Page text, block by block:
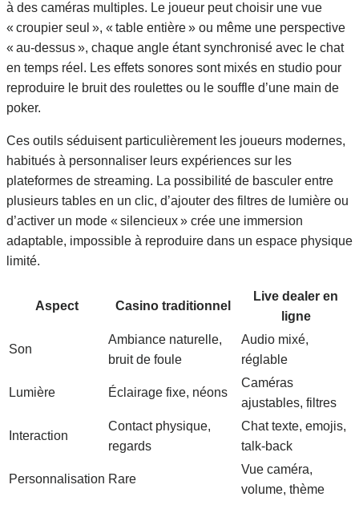
à des caméras multiples. Le joueur peut choisir une vue
« croupier seul », « table entière » ou même une perspective
« au‑dessus », chaque angle étant synchronisé avec le chat
en temps réel. Les effets sonores sont mixés en studio pour
reproduire le bruit des roulettes ou le souffle d’une main de
poker.
Ces outils séduisent particulièrement les joueurs modernes,
habitués à personnaliser leurs expériences sur les
plateformes de streaming. La possibilité de basculer entre
plusieurs tables en un clic, d’ajouter des filtres de lumière ou
d’activer un mode « silencieux » crée une immersion
adaptable, impossible à reproduire dans un espace physique
limité.
Aspect Casino traditionnel
Live dealer en
ligne
Son
Ambiance naturelle,
bruit de foule
Audio mixé,
réglable
Lumière Éclairage fixe, néons
Caméras
ajustables, filtres
Interaction
Contact physique,
regards
Chat texte, emojis,
talk‑back
Personnalisation Rare
Vue caméra,
volume, thème